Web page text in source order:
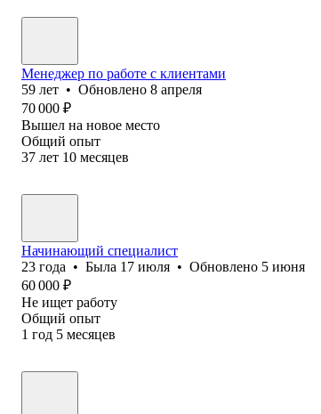
Менеджер по работе с клиентами
59 лет • Обновлено 8 апреля
70 000 ₽
Вышел на новое место
Общий опыт
37 лет 10 месяцев
Начинающий специалист
23 года • Была 17 июля • Обновлено 5 июня
60 000 ₽
Не ищет работу
Общий опыт
1 год 5 месяцев